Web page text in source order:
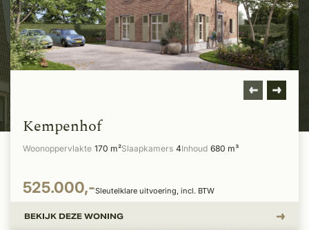
Kempenhof
Woonoppervlakte 170 m²Slaapkamers 4Inhoud 680 m³
525.000,-Sleutelklare uitvoering, incl. BTW
BEKIJK DEZE WONING